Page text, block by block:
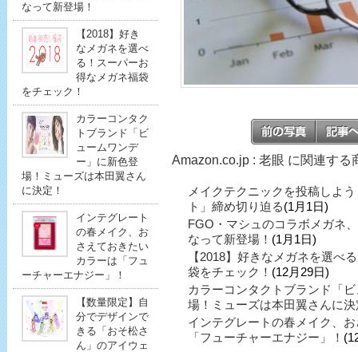
なって新登場！
【2018】好き
なメガネを選べ
る！スーパーお
得なメガネ福袋
をチェック！
カラーコンタク
トブランド「ビ
ュームワンデ
ー」に新色登
場！ミューズは本田翼さん
に決定！
インテグレート
の春メイク、お
さえておきたい
カラーは「フュ
ーチャーエナジー」！
【数量限定】自
分でデザインで
きる「おそ松さ
ん」のアイウェ
Amazon.co.jp : 老眼 に関連する
メイクテクニックを投稿しよ
ト」締め切り迫る(1月1日)
FGO・マシュのコラボメガネ
なって新登場！ (1月1日)
【2018】好きなメガネを選べ
袋をチェック！ (12月29日)
カラーコンタクトブランド「
場！ミューズは本田翼さんに決
インテグレートの春メイク、
「フューチャーエナジー」！